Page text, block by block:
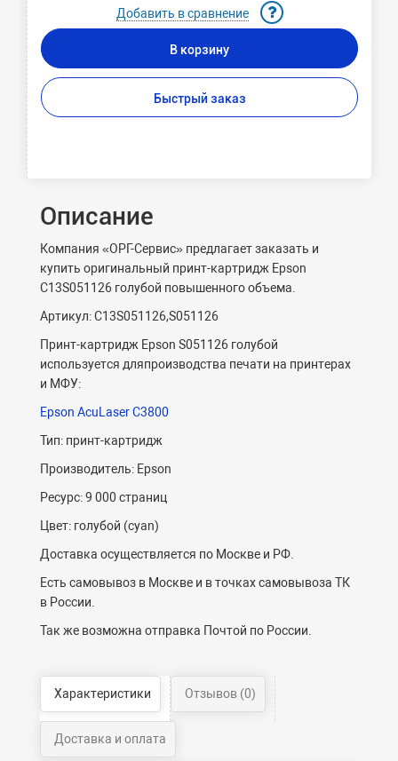
Добавить в сравнение
В корзину
Быстрый заказ
Описание
Компания «ОРГ-Сервис» предлагает заказать и
купить оригинальный принт-картридж Epson
C13S051126 голубой повышенного объема.
Артикул: C13S051126,S051126
Принт-картридж Epson S051126 голубой
используется дляпроизводства печати на принтерах
и МФУ:
Epson AcuLaser C3800
Тип: принт-картридж
Производитель: Epson
Ресурс: 9 000 страниц
Цвет: голубой (cyan)
Доставка осуществляется по Москве и РФ.
Есть самовывоз в Москве и в точках самовывоза ТК
в России.
Так же возможна отправка Почтой по России.
Характеристики Отзывов (0)
Доставка и оплата